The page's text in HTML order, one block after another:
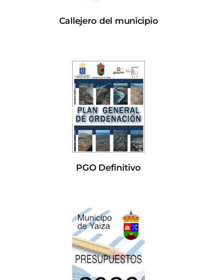
Callejero del municipio
PGO Definitivo